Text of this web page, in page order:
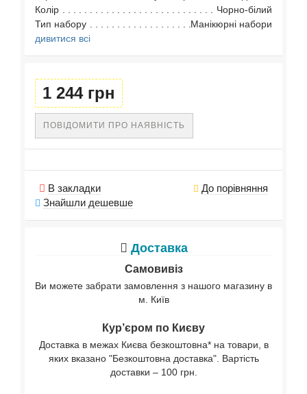
Колір
Чорно-білий
Тип набору
Манікюрні набори
дивитися всі
1 244 грн
ПОВІДОМИТИ ПРО НАЯВНІСТЬ
В закладки
До порівняння
Знайшли дешевше
Доставка
Самовивіз
Ви можете забрати замовлення з нашого магазину в
м. Київ
Кур’єром по Києву
Доставка в межах Києва безкоштовна* на товари, в
яких вказано "Безкоштовна доставка". Вартість
доставки – 100 грн.